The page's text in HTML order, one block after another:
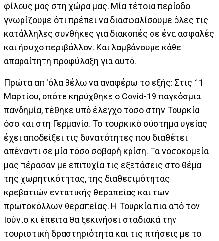
φίλους μας στη χώρα μας. Μία τέτοια περίοδο
γνωρίζουμε ότι πρέπει να διασφαλίσουμε όλες τις
κατάλληλες συνθήκες για διακοπές σε ένα ασφαλές
και ήσυχο περιβάλλον. Και λαμβάνουμε κάθε
απαραίτητη προφύλαξη για αυτό.
Πρώτα απ 'όλα θέλω να αναφέρω το εξής: Στις 11
Μαρτίου, οπότε κηρύχθηκε ο Covid-19 παγκόσμια
πανδημία, τέθηκε υπό έλεγχο τόσο στην Τουρκία
όσο και στη Γερμανία. Το τουρκικό σύστημα υγείας
έχει αποδείξει τις δυνατότητες που διαθέτει
απέναντι σε μία τόσο σοβαρή κρίση. Τα νοσοκομεία
μας πέρασαν με επιτυχία τις εξετάσεις στο θέμα
της χωρητικότητας, της διαθεσιμότητας
κρεβατιών εντατικής θεραπείας και των
πρωτοκόλλων θεραπείας. Η Τουρκία πια από τον
Ιούνιο κι έπειτα θα ξεκινήσει σταδιακά την
τουριστική δραστηριότητα και τις πτήσεις με το